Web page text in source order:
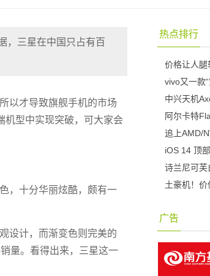
，三星在中国只占有百
以才导致旗舰手机的市场
机型中实现突破，可大家会
，十分华丽炫酷，颇有一
设计，而渐变色则完美的
量。看得出来，三星这一
热点排行
价格让人腿
vivo又一款
中兴天机
阿尔卡特
追上AMD/
iOS 14 顶
诗兰尼可芙
土豪机！
广告